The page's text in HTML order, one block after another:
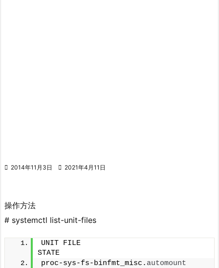
 2014年11月3日  2021年4月11日
操作方法
# systemctl list-unit-files
UNIT FILE
STATE
proc-sys-fs-binfmt_misc. automount